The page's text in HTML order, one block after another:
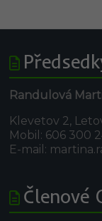
Randulová
Klevetov 2,
Mobil: 606 300
E-mail:
Členové